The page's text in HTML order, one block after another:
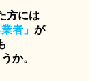
方には
者」 が
か。